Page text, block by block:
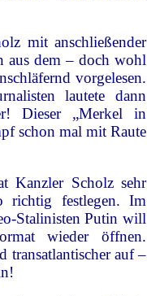
mit anschließender
aus dem – doch wohl
vorgelesen.
lautete dann
Dieser „Merkel in
schon mal mit Raute
Kanzler Scholz sehr
richtig festlegen. Im
Stalinisten Putin will
wieder öffnen.
transatlantischer auf –